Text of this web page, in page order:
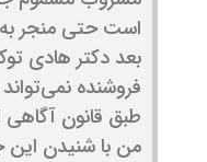
است حتی منجر
بعد دکتر هادی
فروشنده
طبق قانون
من با شنیدن